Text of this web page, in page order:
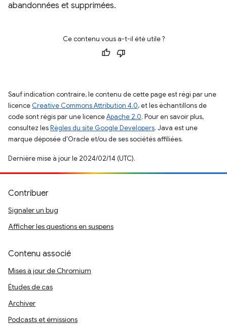
abandonnées et supprimées.
Ce contenu vous a-t-il été utile ?
Sauf indication contraire, le contenu de cette page est régi par une
licence Creative Commons Attribution 4.0, et les échantillons de
code sont régis par une licenceApache 2.0. Pour en savoir plus,
consultez lesRègles du site Google Developers. Java est une
marque déposée d'Oracle et/ou de ses sociétés affiliées.
Dernière mise à jour le 2024/02/14 (UTC).
Contribuer
Signaler un bug
Afficher les questions en suspens
Contenu associé
Mises à jour de Chromium
Études de cas
Archiver
Podcasts et émissions